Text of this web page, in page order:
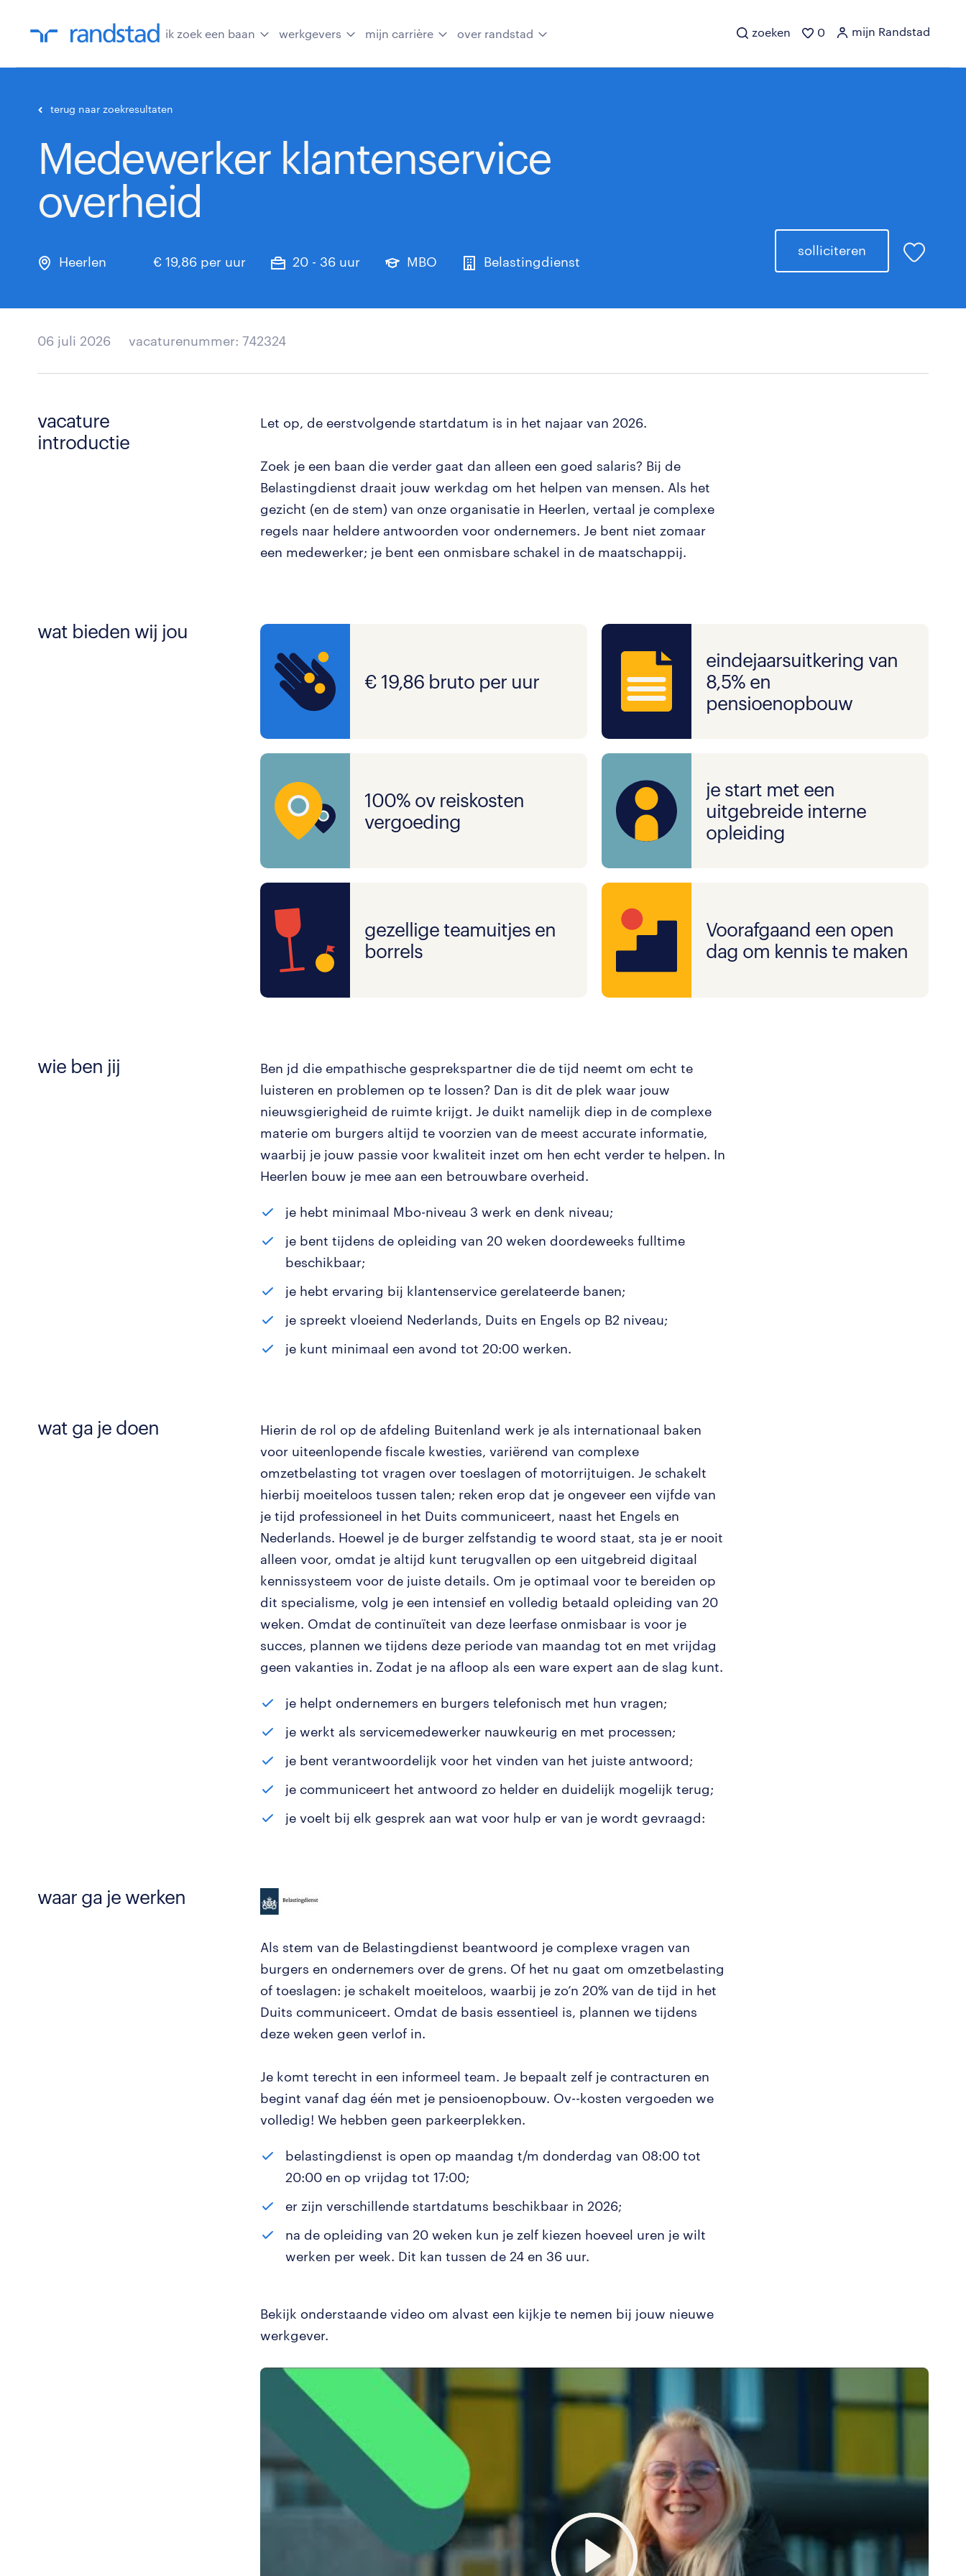
ik zoek een baan werkgevers mijn carrière over randstad zoeken 0 mijn Randstad
terug naar zoekresultaten
Medewerker klantenservice
overheid
Heerlen € 19,86 per uur 20 - 36 uur MBO Belastingdienst
solliciteren
06 juli 2026 vacaturenummer: 742324
vacature
introductie
Let op, de eerstvolgende startdatum is in het najaar van 2026.
Zoek je een baan die verder gaat dan alleen een goed salaris? Bij de
Belastingdienst draait jouw werkdag om het helpen van mensen. Als het
gezicht (en de stem) van onze organisatie in Heerlen, vertaal je complexe
regels naar heldere antwoorden voor ondernemers. Je bent niet zomaar
een medewerker; je bent een onmisbare schakel in de maatschappij.
wat bieden wij jou
€ 19,86 bruto per uur
eindejaarsuitkering van
8,5% en
pensioenopbouw
100% ov reiskosten
vergoeding
je start met een
uitgebreide interne
opleiding
gezellige teamuitjes en
borrels
Voorafgaand een open
dag om kennis te maken
wie ben jij
Ben jd die empathische gesprekspartner die de tijd neemt om echt te
luisteren en problemen op te lossen? Dan is dit de plek waar jouw
nieuwsgierigheid de ruimte krijgt. Je duikt namelijk diep in de complexe
materie om burgers altijd te voorzien van de meest accurate informatie,
waarbij je jouw passie voor kwaliteit inzet om hen echt verder te helpen. In
Heerlen bouw je mee aan een betrouwbare overheid.
je hebt minimaal Mbo-niveau 3 werk en denk niveau;
je bent tijdens de opleiding van 20 weken doordeweeks fulltime
beschikbaar;
je hebt ervaring bij klantenservice gerelateerde banen;
je spreekt vloeiend Nederlands, Duits en Engels op B2 niveau;
je kunt minimaal een avond tot 20:00 werken.
wat ga je doen
Hierin de rol op de afdeling Buitenland werk je als internationaal baken
voor uiteenlopende fiscale kwesties, variërend van complexe
omzetbelasting tot vragen over toeslagen of motorrijtuigen. Je schakelt
hierbij moeiteloos tussen talen; reken erop dat je ongeveer een vijfde van
je tijd professioneel in het Duits communiceert, naast het Engels en
Nederlands. Hoewel je de burger zelfstandig te woord staat, sta je er nooit
alleen voor, omdat je altijd kunt terugvallen op een uitgebreid digitaal
kennissysteem voor de juiste details. Om je optimaal voor te bereiden op
dit specialisme, volg je een intensief en volledig betaald opleiding van 20
weken. Omdat de continuïteit van deze leerfase onmisbaar is voor je
succes, plannen we tijdens deze periode van maandag tot en met vrijdag
geen vakanties in. Zodat je na afloop als een ware expert aan de slag kunt.
je helpt ondernemers en burgers telefonisch met hun vragen;
je werkt als servicemedewerker nauwkeurig en met processen;
je bent verantwoordelijk voor het vinden van het juiste antwoord;
je communiceert het antwoord zo helder en duidelijk mogelijk terug;
je voelt bij elk gesprek aan wat voor hulp er van je wordt gevraagd:
waar ga je werken
Als stem van de Belastingdienst beantwoord je complexe vragen van
burgers en ondernemers over de grens. Of het nu gaat om omzetbelasting
of toeslagen: je schakelt moeiteloos, waarbij je zo’n 20% van de tijd in het
Duits communiceert. Omdat de basis essentieel is, plannen we tijdens
deze weken geen verlof in.
Je komt terecht in een informeel team. Je bepaalt zelf je contracturen en
begint vanaf dag één met je pensioenopbouw. Ov--kosten vergoeden we
volledig! We hebben geen parkeerplekken.
belastingdienst is open op maandag t/m donderdag van 08:00 tot
20:00 en op vrijdag tot 17:00;
er zijn verschillende startdatums beschikbaar in 2026;
na de opleiding van 20 weken kun je zelf kiezen hoeveel uren je wilt
werken per week. Dit kan tussen de 24 en 36 uur.
Bekijk onderstaande video om alvast een kijkje te nemen bij jouw nieuwe
werkgever.